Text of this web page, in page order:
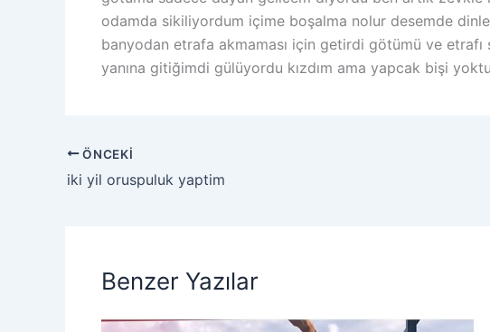
odamda sikiliyordum içime boşalma nolur desemde
banyodan etrafa akmaması için getirdi götümü ve
yanına gitiğimdi gülüyordu kızdım ama yapcak bişi
ÖNCEKI
iki yil oruspuluk yaptim
Benzer Yazılar